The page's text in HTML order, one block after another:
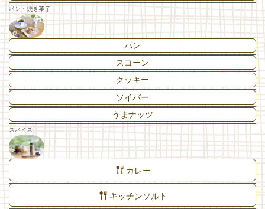
パン・焼き菓子
パン
スコーン
クッキー
ソイバー
うまナッツ
スパイス
カレー
キッチンソルト